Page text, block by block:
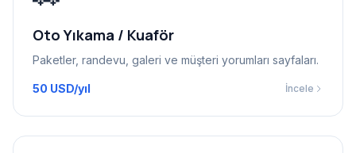
Oto Yıkama / Kuaför
Paketler, randevu, galeri ve müşteri yorumları sayfaları.
50 USD/yıl İncele